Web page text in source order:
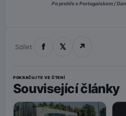
Po prohře s Portugalskem /
Sdílet f 𝕏 ↗
POKRAČUJTE VE ČTENÍ
Související články